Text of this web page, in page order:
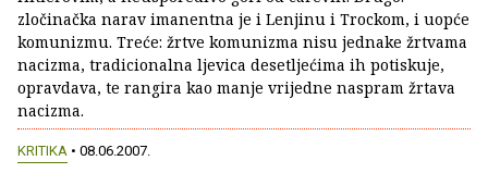
zločinačka narav imanentna je i Lenjinu i Trockom, i uopće
komunizmu. Treće: žrtve komunizma nisu jednake žrtvama
nacizma, tradicionalna ljevica desetljećima ih potiskuje,
opravdava, te rangira kao manje vrijedne naspram žrtava
nacizma.
KRITIKA • 08.06.2007.